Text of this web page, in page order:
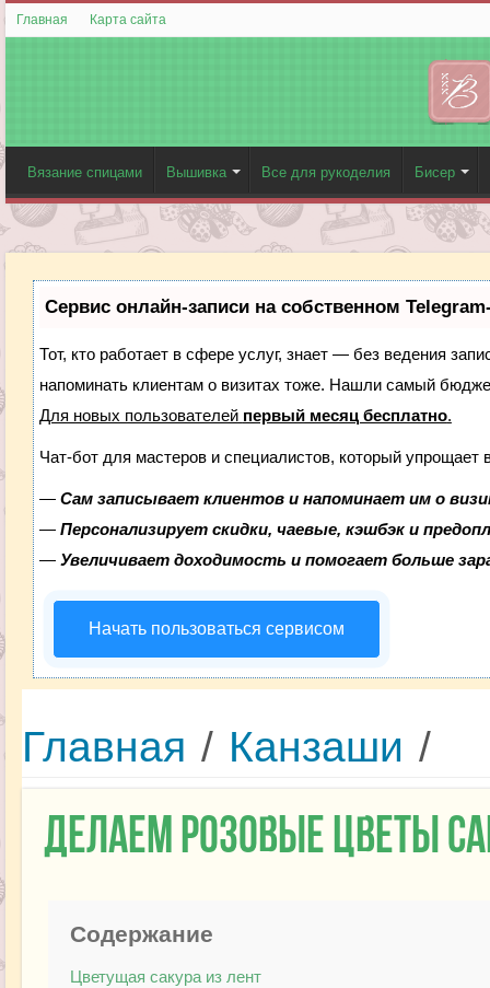
Главная Карта сайта
Вязание спицами Вышивка Все для рукоделия Бисер
Сервис онлайн-записи на собственном
Тот, кто работает в сфере услуг, знает — без ведения
напоминать клиентам о визитах тоже. Нашли самый
Для новых пользователей первый месяц бесплатно.
Чат-бот для мастеров и специалистов, который упрощает
— Сам записывает клиентов и напоминает им о
— Персонализирует скидки, чаевые, кэшбэк и
— Увеличивает доходимость и помогает больше
Начать пользоваться сервисом
Главная / Канзаши /
Делаем розовые цветы
Содержание
Цветущая сакура из лент